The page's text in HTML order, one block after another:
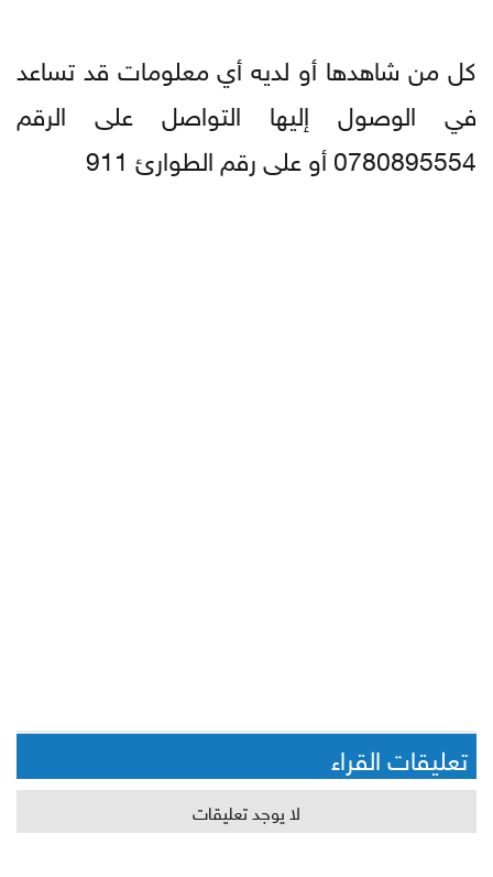
كل من شاهدها أو لديه أي معلومات قد تساعد
في الوصول إليها التواصل على الرقم
0780895554 أو على رقم الطوارئ 911
تعليقات القراء
لا يوجد تعليقات